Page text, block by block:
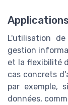
L'utilisation
gestion
et la flexibilité
cas concrets
par exemple,
données,